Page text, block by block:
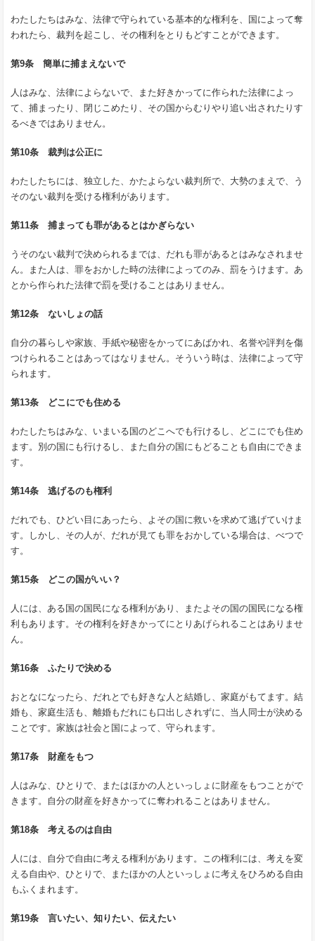
わたしたちはみな、法律で守られている基本的な権利を、国によって奪
われたら、裁判を起こし、その権利をとりもどすことができます。
第9条 簡単に捕まえないで
人はみな、法律によらないで、また好きかってに作られた法律によっ
て、捕まったり、閉じこめたり、その国からむりやり追い出されたりす
るべきではありません。
第10条 裁判は公正に
わたしたちには、独立した、かたよらない裁判所で、大勢のまえで、う
そのない裁判を受ける権利があります。
第11条 捕まっても罪があるとはかぎらない
うそのない裁判で決められるまでは、だれも罪があるとはみなされませ
ん。また人は、罪をおかした時の法律によってのみ、罰をうけます。あ
とから作られた法律で罰を受けることはありません。
第12条 ないしょの話
自分の暮らしや家族、手紙や秘密をかってにあばかれ、名誉や評判を傷
つけられることはあってはなりません。そういう時は、法律によって守
られます。
第13条 どこにでも住める
わたしたちはみな、いまいる国のどこへでも行けるし、どこにでも住め
ます。別の国にも行けるし、また自分の国にもどることも自由にできま
す。
第14条 逃げるのも権利
だれでも、ひどい目にあったら、よその国に救いを求めて逃げていけま
す。しかし、その人が、だれが見ても罪をおかしている場合は、べつで
す。
第15条 どこの国がいい？
人には、ある国の国民になる権利があり、またよその国の国民になる権
利もあります。その権利を好きかってにとりあげられることはありませ
ん。
第16条 ふたりで決める
おとなになったら、だれとでも好きな人と結婚し、家庭がもてます。結
婚も、家庭生活も、離婚もだれにも口出しされずに、当人同士が決める
ことです。家族は社会と国によって、守られます。
第17条 財産をもつ
人はみな、ひとりで、またはほかの人といっしょに財産をもつことがで
きます。自分の財産を好きかってに奪われることはありません。
第18条 考えるのは自由
人には、自分で自由に考える権利があります。この権利には、考えを変
える自由や、ひとりで、またほかの人といっしょに考えをひろめる自由
もふくまれます。
第19条 言いたい、知りたい、伝えたい